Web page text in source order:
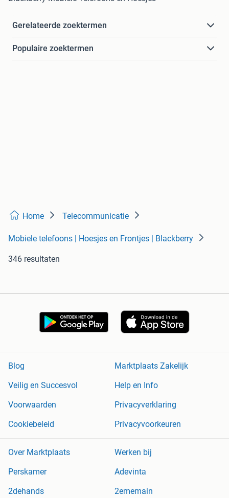
Gerelateerde zoektermen
Populaire zoektermen
Home Telecommunicatie
Mobiele telefoons | Hoesjes en Frontjes | Blackberry
346 resultaten
Blog
Marktplaats Zakelijk
Veilig en Succesvol
Help en Info
Voorwaarden
Privacyverklaring
Cookiebeleid
Privacyvoorkeuren
Over Marktplaats
Werken bij
Perskamer
Adevinta
2dehands
2ememain